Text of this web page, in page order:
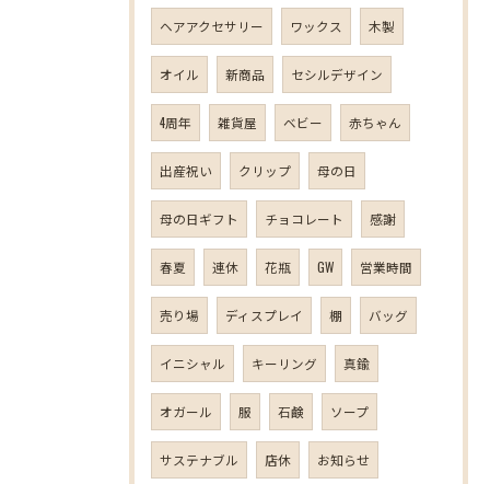
ヘアアクセサリー ワックス 木製
オイル 新商品 セシルデザイン
4周年 雑貨屋 ベビー 赤ちゃん
出産祝い クリップ 母の日
母の日ギフト チョコレート 感謝
春夏 連休 花瓶 GW 営業時間
売り場 ディスプレイ 棚 バッグ
イニシャル キーリング 真鍮
オガール 服 石鹸 ソープ
サステナブル 店休 お知らせ